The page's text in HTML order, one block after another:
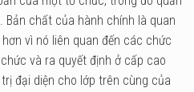
chất của hành chính là quan
vì nó liên quan đến các chức
và ra quyết định ở cấp cao
đại diện cho lớp trên cùng của